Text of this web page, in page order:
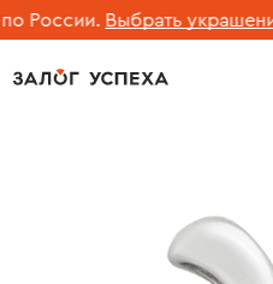
России. Выбрать украшение